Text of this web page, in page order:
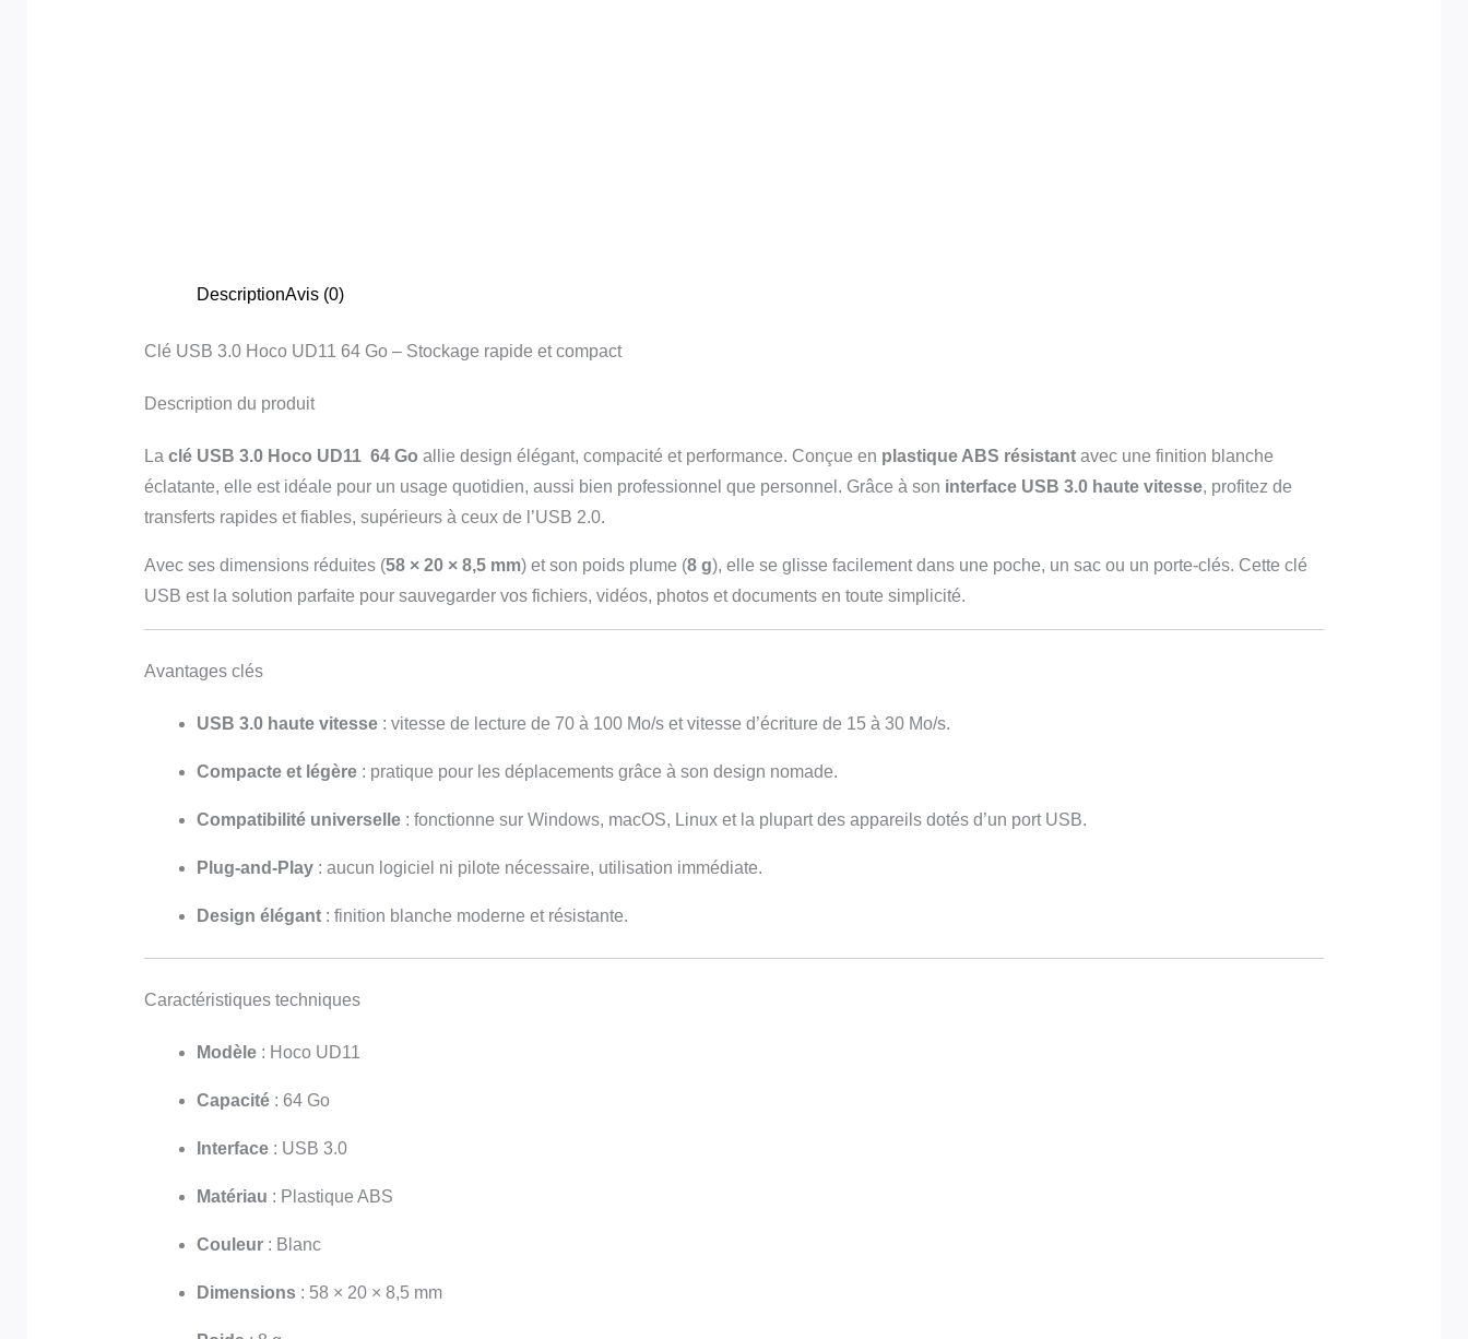
DescriptionAvis (0)
Clé USB 3.0 Hoco UD11 64 Go – Stockage rapide et compact
Description du produit
La clé USB 3.0 Hoco UD11 64 Go allie design élégant, compacité et performance. Conçue en plastique ABS résistantavec une finition blanche
éclatante, elle est idéale pour un usage quotidien, aussi bien professionnel que personnel. Grâce à son interface USB 3.0 haute vitesse, profitez de
transferts rapides et fiables, supérieurs à ceux de l’USB 2.0.
Avec ses dimensions réduites (58 × 20 × 8,5 mm) et son poids plume (8 g), elle se glisse facilement dans une poche, un sac ou un porte-clés. Cette clé
USB est la solution parfaite pour sauvegarder vos fichiers, vidéos, photos et documents en toute simplicité.
Avantages clés
USB 3.0 haute vitesse: vitesse de lecture de 70 à 100 Mo/s et vitesse d’écriture de 15 à 30 Mo/s.
Compacte et légère: pratique pour les déplacements grâce à son design nomade.
Compatibilité universelle: fonctionne sur Windows, macOS, Linux et la plupart des appareils dotés d’un port USB.
Plug-and-Play: aucun logiciel ni pilote nécessaire, utilisation immédiate.
Design élégant: finition blanche moderne et résistante.
Caractéristiques techniques
Modèle: Hoco UD11
Capacité: 64 Go
Interface: USB 3.0
Matériau : Plastique ABS
Couleur: Blanc
Dimensions: 58 × 20 × 8,5 mm